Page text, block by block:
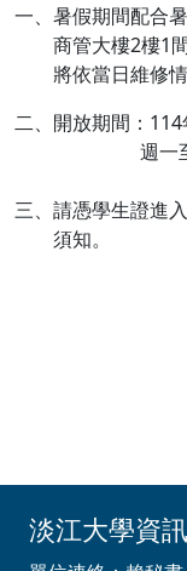
一、暑假期間配合
商管大樓2樓1間
將依當日維修情
二、開放期間：
週一至週五
三、請憑學生證進
須知。
資訊處
淡江大學資